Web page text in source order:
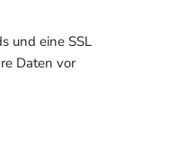
und eine SSL
Daten vor